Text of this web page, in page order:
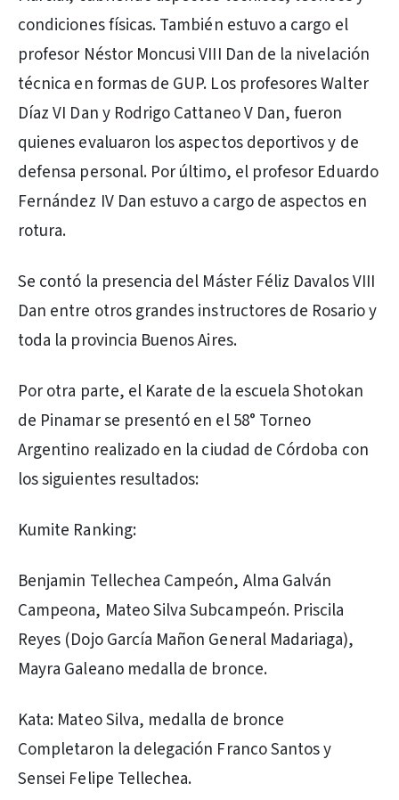
condiciones físicas. También estuvo a cargo el
profesor Néstor Moncusi VIII Dan de la nivelación
técnica en formas de GUP. Los profesores Walter
Díaz VI Dan y Rodrigo Cattaneo V Dan, fueron
quienes evaluaron los aspectos deportivos y de
defensa personal. Por último, el profesor Eduardo
Fernández IV Dan estuvo a cargo de aspectos en
rotura.
Se contó la presencia del Máster Féliz Davalos VIII
Dan entre otros grandes instructores de Rosario y
toda la provincia Buenos Aires.
Por otra parte, el Karate de la escuela Shotokan
de Pinamar se presentó en el 58° Torneo
Argentino realizado en la ciudad de Córdoba con
los siguientes resultados:
Kumite Ranking:
Benjamin Tellechea Campeón, Alma Galván
Campeona, Mateo Silva Subcampeón. Priscila
Reyes (Dojo García Mañon General Madariaga),
Mayra Galeano medalla de bronce.
Kata: Mateo Silva, medalla de bronce
Completaron la delegación Franco Santos y
Sensei Felipe Tellechea.